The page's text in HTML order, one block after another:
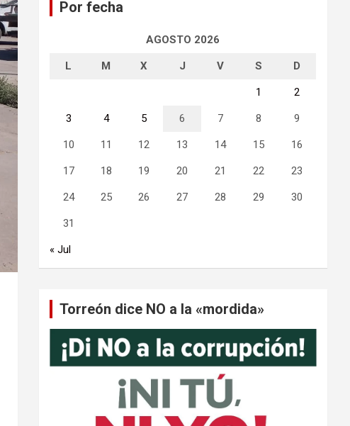
Por fecha
AGOSTO 2026
L M X J V S D
1 2
3 4 5 6 7 8 9
10 11 12 13 14 15 16
17 18 19 20 21 22 23
24 25 26 27 28 29 30
31
« Jul
Torreón dice NO a la «mordida»